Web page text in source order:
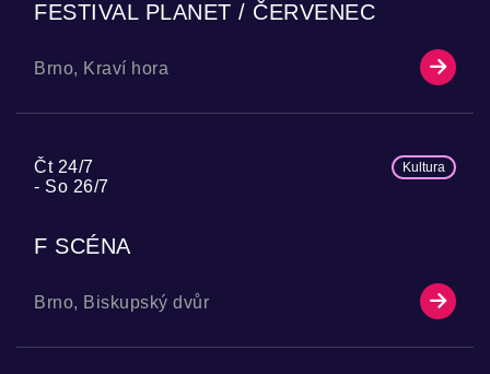
FESTIVAL PLANET / ČERVENEC
Brno, Kraví hora
Čt 24/7
So 26/7
Kultura
F SCÉNA
Brno, Biskupský dvůr